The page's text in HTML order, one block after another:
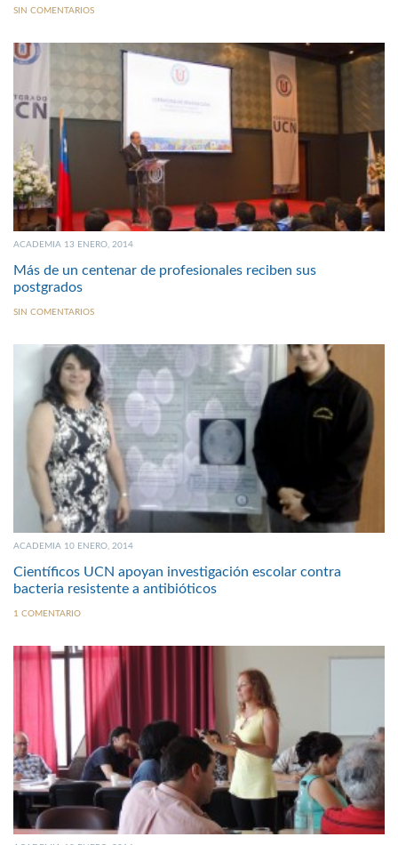
SIN COMENTARIOS
ACADEMIA 13 ENERO, 2014
Más de un centenar de profesionales reciben sus
postgrados
SIN COMENTARIOS
ACADEMIA 10 ENERO, 2014
Científicos UCN apoyan investigación escolar contra
bacteria resistente a antibióticos
1 COMENTARIO